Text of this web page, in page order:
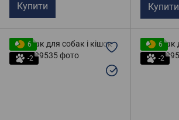
Купити Купити
6
-2
6
-2